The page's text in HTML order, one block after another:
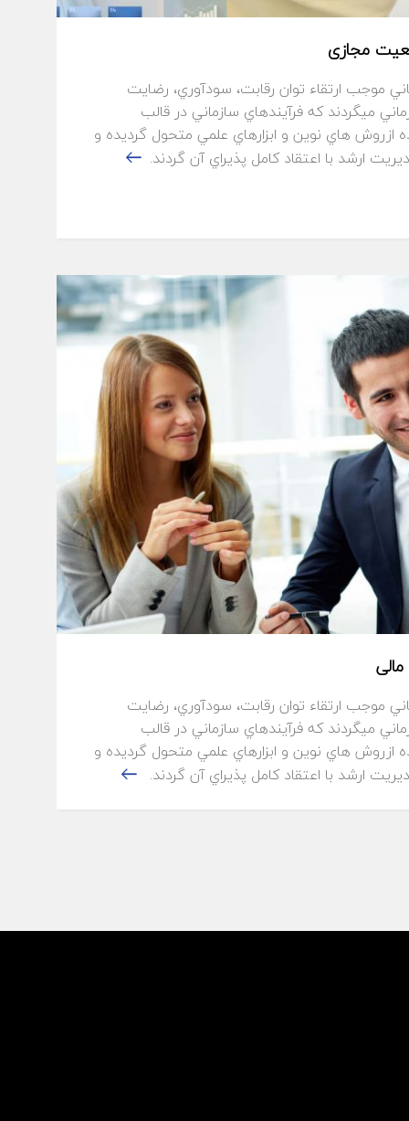
مجازی
موجب ارتقاء توان رقابت، سودآوري، رضايت
ميگردند كه فرآيندهاي سازماني در قالب
ازروش هاي نوين و ابزارهاي علمي متحول گرديده و
ارشد با اعتقاد كامل پذيراي آن گردند.
موجب ارتقاء توان رقابت، سودآوري، رضايت
ميگردند كه فرآيندهاي سازماني در قالب
ازروش هاي نوين و ابزارهاي علمي متحول گرديده و
ارشد با اعتقاد كامل پذيراي آن گردند.